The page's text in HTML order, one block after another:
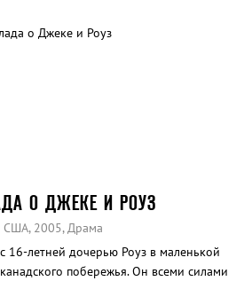
О ДЖЕКЕ И РОУЗ
США, 2005, Драма
16-летней дочерью Роуз в маленькой
побережья. Он всеми силами